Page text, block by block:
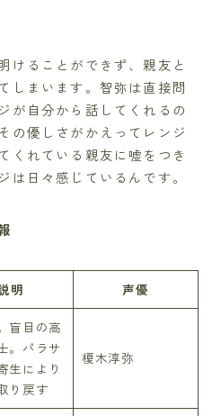
けることができず、親友と
しまいます。智弥は直接問
が自分から話してくれるの
の優しさがかえってレンジ
くれている親友に嘘をつき
は日々感じているんです。
明 声優
盲目の高
。パラサ
生により
り戻す
榎木淳弥